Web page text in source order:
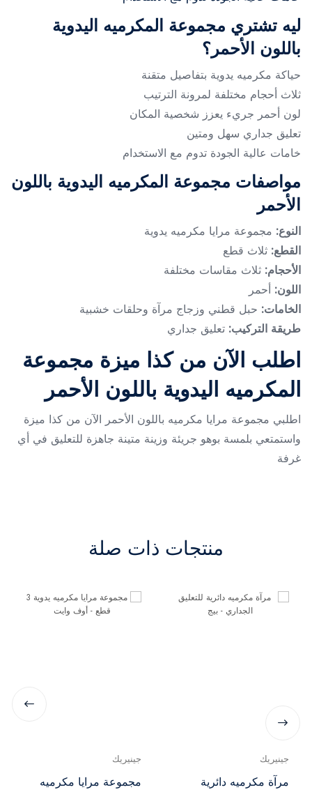
ليه تشتري مجموعة المكرميه اليدوية
باللون الأحمر؟
حياكة مكرميه يدوية بتفاصيل متقنة
ثلاث أحجام مختلفة لمرونة الترتيب
لون أحمر جريء يعزز شخصية المكان
تعليق جداري سهل ومتين
خامات عالية الجودة تدوم مع الاستخدام
مواصفات مجموعة المكرميه اليدوية باللون
الأحمر
النوع: مجموعة مرايا مكرميه يدوية
القطع: ثلاث قطع
الأحجام: ثلاث مقاسات مختلفة
اللون: أحمر
الخامات: حبل قطني وزجاج مرآة وحلقات خشبية
طريقة التركيب: تعليق جداري
اطلب الآن من كذا ميزة مجموعة
المكرميه اليدوية باللون الأحمر
اطلبي مجموعة مرايا مكرميه باللون الأحمر الآن من كذا ميزة
واستمتعي بلمسة بوهو جريئة وزينة متينة جاهزة للتعليق في أي
غرفة
منتجات ذات صلة
جينيريك
مرآة مكرميه دائرية
جينيريك
مجموعة مرايا مكرميه